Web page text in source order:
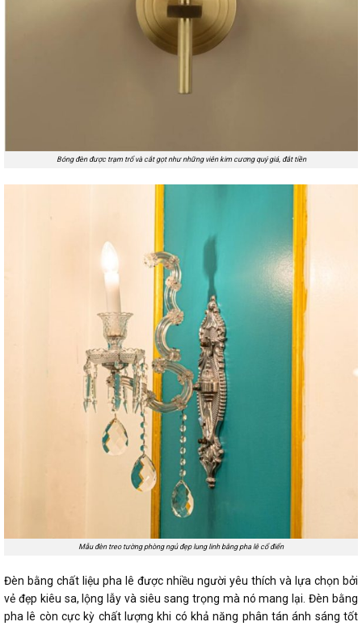
Bóng đèn được trạm trổ và cắt gọt như những viên kim cương quý giá, đắt tiền
Mẫu đèn treo tường phòng ngủ đẹp lung linh bằng pha lê cổ điển
Đèn bằng chất liệu pha lê được nhiều người yêu thích và lựa chọn bởi
vẻ đẹp kiêu sa, lộng lẫy và siêu sang trọng mà nó mang lại. Đèn bằng
pha lê còn cực kỳ chất lượng khi có khả năng phân tán ánh sáng tốt